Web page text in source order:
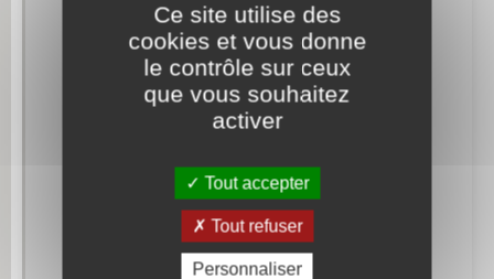
Retrouvez aussi
Elections et citoyenneté
Mariage – PACS
Parrainage civil
Ce site utilise des
cookies et vous donne
le contrôle sur ceux
que vous souhaitez
activer
Tout accepter
Tout refuser
Personnaliser